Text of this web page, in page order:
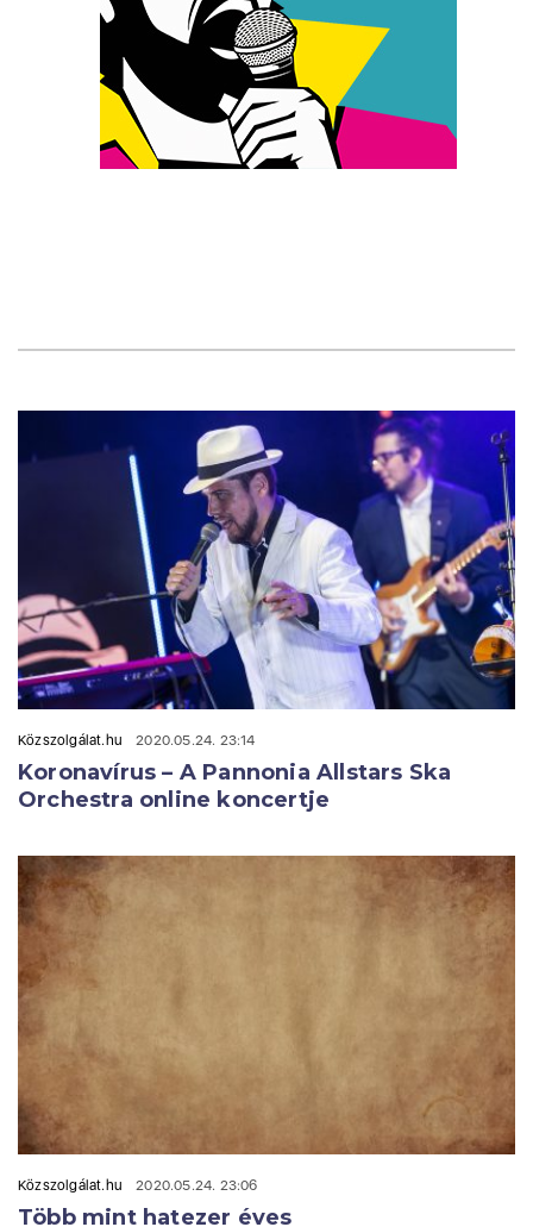
Közszolgálat.hu 2020.05.24. 23:14
Koronavírus – A Pannonia Allstars Ska
Orchestra online koncertje
Közszolgálat.hu 2020.05.24. 23:06
Több mint hatezer éves